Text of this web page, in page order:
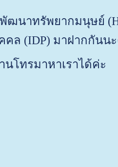
ฒนาทรัพยากมนุษย์
ล (IDP) มาฝากกันน
โทรมาหาเราได้ค่ะ